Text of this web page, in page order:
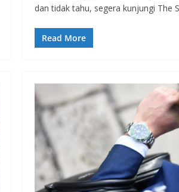
dan tidak tahu, segera kunjungi The
Read More